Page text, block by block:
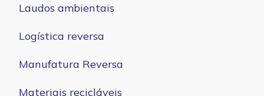
Laudos ambientais
Logística reversa
Manufatura Reversa
Materiais recicláveis